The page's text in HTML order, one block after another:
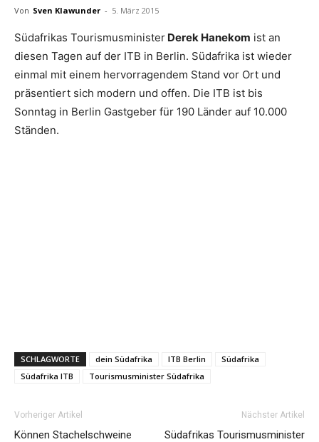
Von Sven Klawunder - 5. März 2015
Südafrikas Tourismusminister Derek Hanekom ist an
diesen Tagen auf der ITB in Berlin. Südafrika ist wieder
einmal mit einem hervorragendem Stand vor Ort und
präsentiert sich modern und offen. Die ITB ist bis
Sonntag in Berlin Gastgeber für 190 Länder auf 10.000
Ständen.
SCHLAGWORTE dein Südafrika ITB Berlin
Südafrika
Südafrika ITB
Tourismusminister Südafrika
Vorheriger Artikel
Können Stachelschweine
Nächster Artikel
Südafrikas Tourismusminister